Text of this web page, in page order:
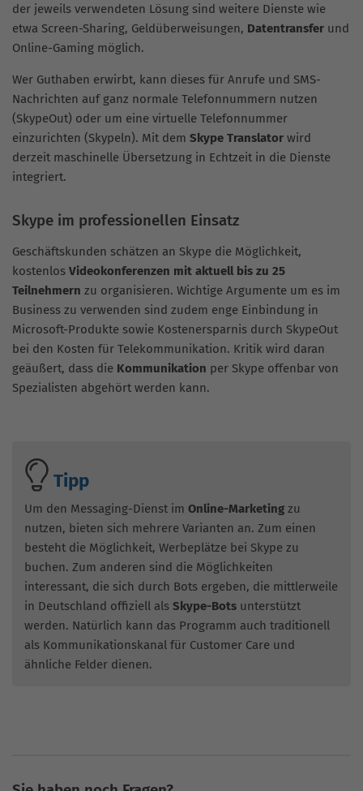
der jeweils verwendeten Lösung sind weitere Dienste wie
etwa Screen-Sharing, Geldüberweisungen, Datentransfer und
Online-Gaming möglich.
Wer Guthaben erwirbt, kann dieses für Anrufe und SMS-
Nachrichten auf ganz normale Telefonnummern nutzen
(SkypeOut) oder um eine virtuelle Telefonnummer
einzurichten (Skypeln). Mit dem Skype Translator wird
derzeit maschinelle Übersetzung in Echtzeit in die Dienste
integriert.
Skype im professionellen Einsatz
Geschäftskunden schätzen an Skype die Möglichkeit,
kostenlos Videokonferenzen mit aktuell bis zu 25
Teilnehmern zu organisieren. Wichtige Argumente um es im
Business zu verwenden sind zudem enge Einbindung in
Microsoft-Produkte sowie Kostenersparnis durch SkypeOut
bei den Kosten für Telekommunikation. Kritik wird daran
geäußert, dass die Kommunikation per Skype offenbar von
Spezialisten abgehört werden kann.
Tipp
Um den Messaging-Dienst im Online-Marketing zu
nutzen, bieten sich mehrere Varianten an. Zum einen
besteht die Möglichkeit, Werbeplätze bei Skype zu
buchen. Zum anderen sind die Möglichkeiten
interessant, die sich durch Bots ergeben, die mittlerweile
in Deutschland offiziell als Skype-Bots unterstützt
werden. Natürlich kann das Programm auch traditionell
als Kommunikationskanal für Customer Care und
ähnliche Felder dienen.